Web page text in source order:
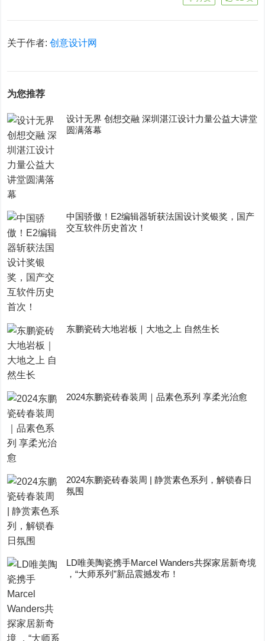
关于作者:创意设计网
为您推荐
设计无界 创想交融 深圳湛江设计力量公益大讲堂
圆满落幕
中国骄傲！E2编辑器斩获法国设计奖银奖，国产
交互软件历史首次！
东鹏瓷砖大地岩板｜大地之上 自然生长
2024东鹏瓷砖春装周｜品素色系列 享柔光治愈
2024东鹏瓷砖春装周 | 静赏素色系列，解锁春日
氛围
LD唯美陶瓷携手Marcel Wanders共探家居新奇境
，“大师系列”新品震撼发布！